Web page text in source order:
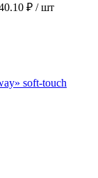
₽ / шт
soft-touch